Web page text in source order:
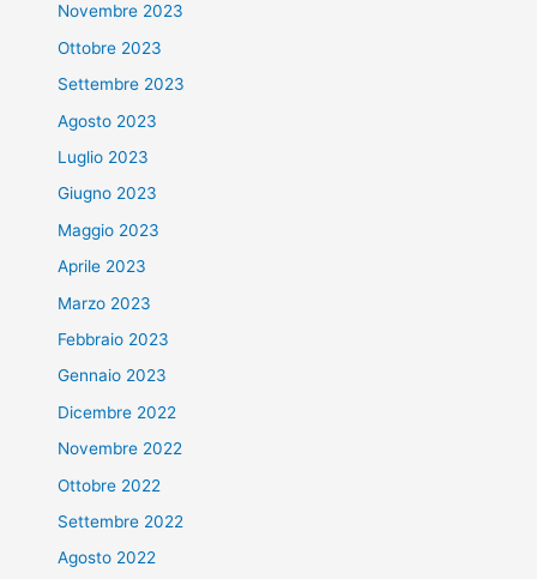
Novembre 2023
Ottobre 2023
Settembre 2023
Agosto 2023
Luglio 2023
Giugno 2023
Maggio 2023
Aprile 2023
Marzo 2023
Febbraio 2023
Gennaio 2023
Dicembre 2022
Novembre 2022
Ottobre 2022
Settembre 2022
Agosto 2022